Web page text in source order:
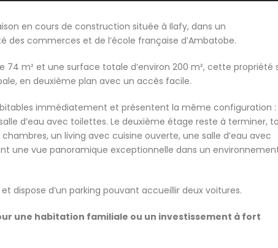
en cours de construction située à Ilafy, dans un
des commerces et de l’école française d’Ambatobe.
74 m² et une surface totale d’environ 200 m², cette propriété
en deuxième plan avec un accès facile.
immédiatement et présentent la même configuration :
d’eau avec toilettes. Le deuxième étage reste à terminer,
un living avec cuisine ouverte, une salle d’eau avec
une vue panoramique exceptionnelle dans un
dispose d’un parking pouvant accueillir deux voitures.
une habitation familiale ou un investissement à fort